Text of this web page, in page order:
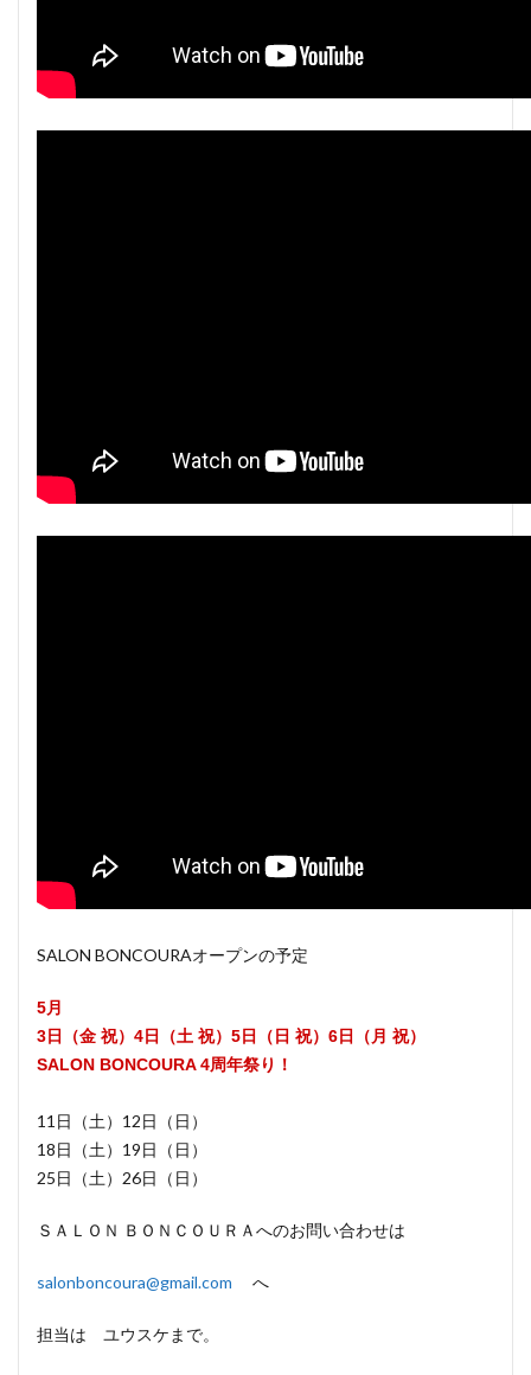
SALON BONCOURAオープンの予定
5月
3日（金 祝）4日（土 祝）5日（日 祝）6日（月 祝）
SALON BONCOURA 4周年祭り！
11日（土）12日（日）
18日（土）19日（日）
25日（土）26日（日）
ＳＡＬＯＮ ＢＯＮＣＯＵＲＡへのお問い合わせは
salonboncoura@gmail.com へ
担当は ユウスケまで。